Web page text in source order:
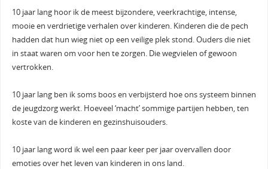
10 jaar lang hoor ik de meest bijzondere, veerkrachtige, intense,
mooie en verdrietige verhalen over kinderen. Kinderen die de pech
hadden dat hun wieg niet op een veilige plek stond. Ouders die niet
in staat waren om voor hen te zorgen. Die wegvielen of gewoon
vertrokken.
10 jaar lang ben ik soms boos en verbijsterd hoe ons systeem binnen
de jeugdzorg werkt. Hoeveel ‘macht’ sommige partijen hebben, ten
koste van de kinderen en gezinshuisouders.
10 jaar lang word ik wel een paar keer per jaar overvallen door
emoties over het leven van kinderen in ons land.